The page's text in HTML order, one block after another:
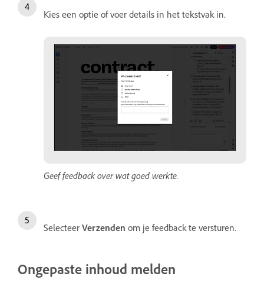
Kies een optie of voer details in het tekstvak in.
Geef feedback over wat goed werkte.
Selecteer Verzenden om je feedback te versturen.
Ongepaste inhoud melden